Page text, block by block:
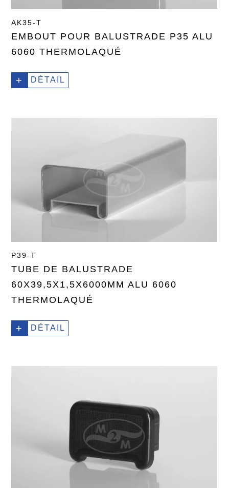
AK35-T
EMBOUT POUR BALUSTRADE P35 ALU
6060 THERMOLAQUÉ
+ DÉTAIL
P39-T
TUBE DE BALUSTRADE
60X39,5X1,5X6000MM ALU 6060
THERMOLAQUÉ
+ DÉTAIL